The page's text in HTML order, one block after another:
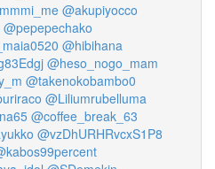
@akupiyocco
@pepepechako
@hibihana
@heso_nogo_mam
@takenokobambo0
@Liliumrubelluma
@coffee_break_63
@vzDhURHRvcxS1P8